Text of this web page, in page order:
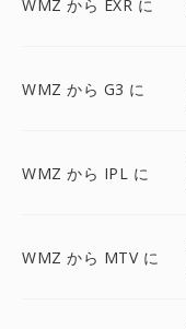
WMZ から EXR に
WMZ から G3 に
WMZ から IPL に
WMZ から MTV に